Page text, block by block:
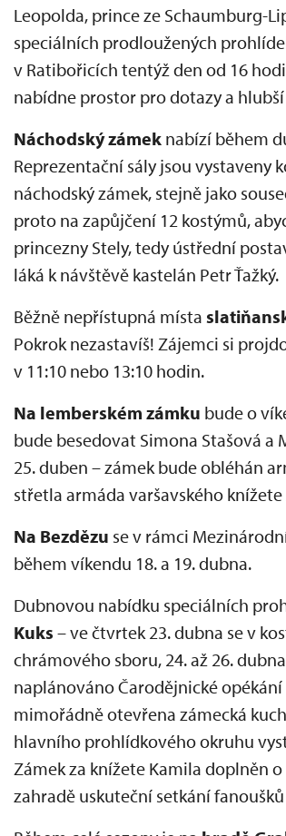
Leopolda, prince ze Schaumburg-
speciálních prodloužených
v Ratibořicích tentýž den od 16
nabídne prostor pro dotazy a
Náchodský zámek nabízí během
Reprezentační sály jsou vystaveny
náchodský zámek, stejně jako
proto na zapůjčení 12 kostýmů,
princezny Stely, tedy ústřední
láká k návštěvě kastelán Petr Ťažký.
Běžně nepřístupná místa
Pokrok nezastavíš! Zájemci si
v 11:10 nebo 13:10 hodin.
Na lemberském zámku bude o
bude besedovat Simona Stašová a
25. duben – zámek bude obléhán
střetla armáda varšavského
Na Bezdězu se v rámci
během víkendu 18. a 19. dubna.
Dubnovou nabídku speciálních
Kuks – ve čtvrtek 23. dubna se v
chrámového sboru, 24. až 26.
naplánováno Čarodějnické opékání
mimořádně otevřena zámecká
hlavního prohlídkového okruhu
Zámek za knížete Kamila doplněn
zahradě uskuteční setkání